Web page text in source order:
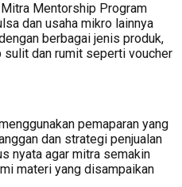
Mentorship Program
dan usaha mikro lainnya
berbagai jenis produk,
sulit dan rumit seperti voucher
pemaparan yang
dan strategi penjualan
nyata agar mitra semakin
materi yang disampaikan